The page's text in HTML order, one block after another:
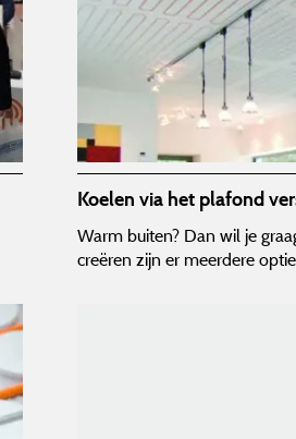
Koelen via het plafond
Warm buiten? Dan wil je
creëren zijn er meerdere